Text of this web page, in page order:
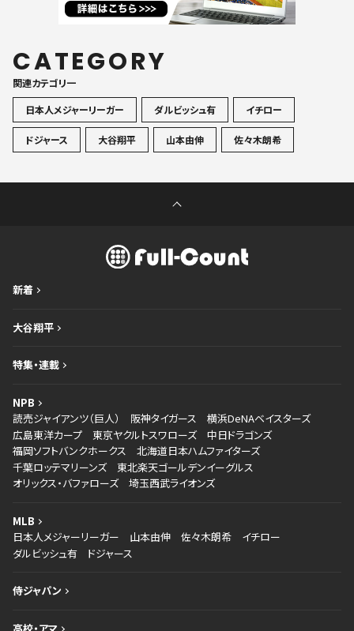
CATEGORY
関連カテゴリ一
日本人メジャーリーガー
ダルビッシュ有 イチロー
ドジャース 大谷翔平 山本由伸 佐々木朗希
新着
大谷翔平
特集・連載
NPB
読売ジャイアンツ（巨人）
阪神タイガース
横浜DeNAベイスターズ
広島東洋カープ
東京ヤクルトスワローズ
中日ドラゴンズ
福岡ソフトバンクホークス
北海道日本ハムファイターズ
千葉ロッテマリーンズ
東北楽天ゴールデンイーグルス
オリックス・バファローズ
埼玉西武ライオンズ
MLB
日本人メジャーリーガー
山本由伸 佐々木朗希
イチロー
ダルビッシュ有
ドジャース
侍ジャパン